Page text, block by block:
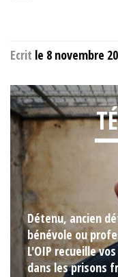
Ecrit le 8 novembre
Détenu, ancien
bénévole ou
L'OIP recueille
dans les prisons